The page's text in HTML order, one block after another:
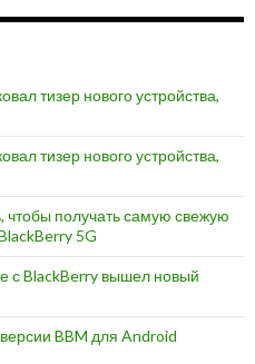
тизер нового устройства,
тизер нового устройства,
чтобы получать самую свежую
5G
с BlackBerry вышел новый
BBM для Android